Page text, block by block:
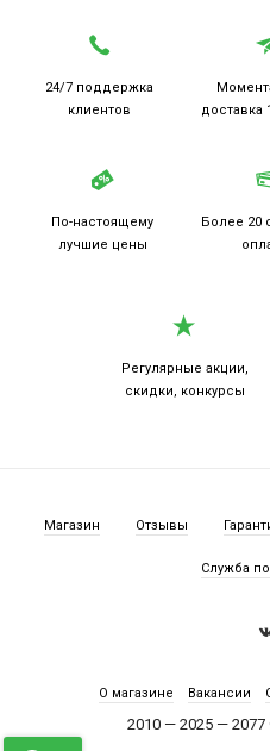
24/7 поддержка
клиентов
доставка
По-настоящему
лучшие цены
Более 20
Регулярные акции,
скидки, конкурсы
Магазин Отзывы
Служба
2010 — 2025 —
О магазине Вакансии